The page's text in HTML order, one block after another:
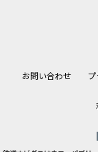
お問い合わせ